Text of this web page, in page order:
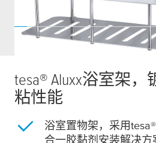
tesa® Aluxx浴室架
粘性能
浴室置物架，采用tesa
合一胶黏剂安装解决方